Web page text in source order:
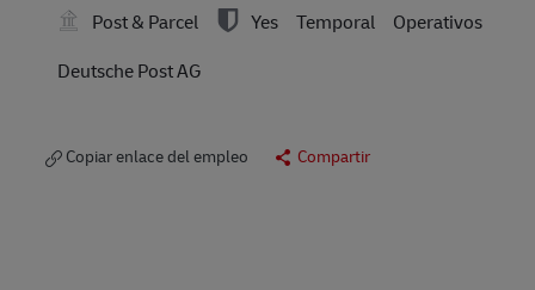
Post & Parcel
Yes Temporal
Operativos
Deutsche Post AG
Copiar enlace del empleo Compartir